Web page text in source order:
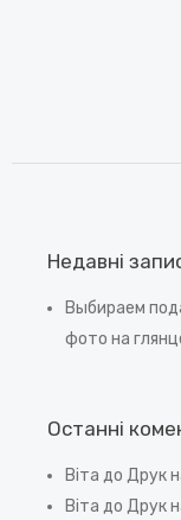
Недавні
Выбираем
фото на
Останні
Віта до Друк
Віта до Друк